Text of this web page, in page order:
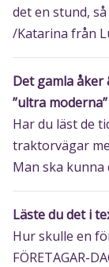
det en stund,
/Katarina från
Det gamla åker
”ultra moderna”
Har du läst de
traktorvägar
Man ska kunna
Läste du det i
Hur skulle en
FÖRETAGAR-